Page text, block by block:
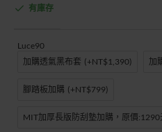
有庫存
Luce90
加購透氣黑布套 (+NT$1,390) 加
腳踏板加購 (+NT$799)
MIT加厚長版防刮墊加購，原價:1290